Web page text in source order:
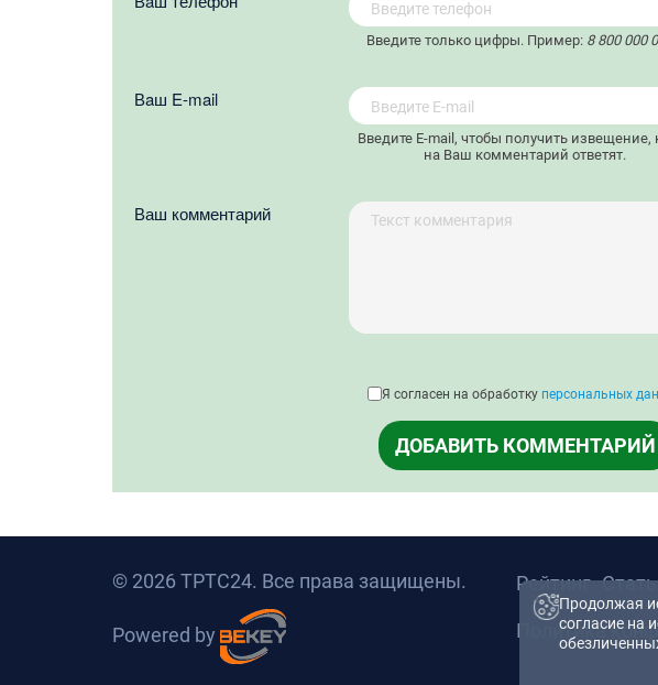
Введите только цифры. Пример: 8 800 000
Вaш E-mail
Введите E-mail, чтобы получить извещение,
на Ваш комментарий ответят.
Ваш комментарий
Я согласен на обработку персональных
ДОБАВИТЬ КОММЕНТАРИЙ
© 2026 ТРТС24. Все права защищены.
Powered by
Рейтинг
Политика
Продолжая
согласие на